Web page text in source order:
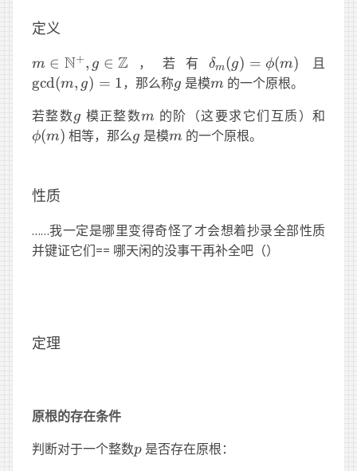
定义
m \in
\N^+,g\in\Z
m ∈ N+, g ∈ Z ，若有 \delta_m(g)=\phi(m)
δm(g) = ϕ(m) 且
gcd(m, g) = 1，那么称g
g 是模m
m的一个原根。
若整数g
g 模正整数m
m 的阶（这要求它们互质）和
ϕ(m) 相等，那么g
g 是模m
m的一个原根。
性质
……我一定是哪里变得奇怪了才会想着抄录全部性质
并键证它们== 哪天闲的没事干再补全吧（）
定理
原根的存在条件
判断对于一个整数p
p 是否存在原根：